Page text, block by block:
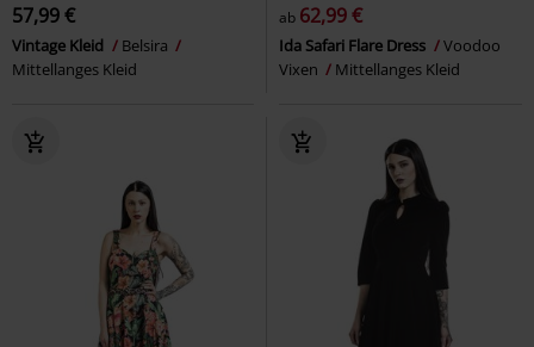
57,99 €
Vintage Kleid
Belsira
Mittellanges Kleid
ab 62,99 €
Ida Safari Flare Dress
Voodoo
Vixen
Mittellanges Kleid